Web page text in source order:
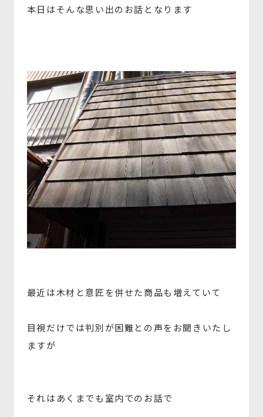
本日はそんな思い出のお話となります
最近は木材と意匠を併せた商品も増えていて
目視だけでは判別が困難との声をお聞きいたし
ますが
それはあくまでも室内でのお話で